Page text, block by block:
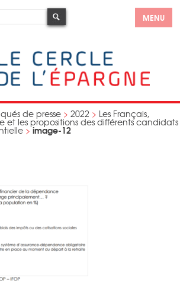
MENU
de presse > 2022 > Les Français,
et les propositions des différents candidats
>image-12